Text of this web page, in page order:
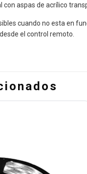
aspas de acrílico
cuando no esta en
el control remoto.